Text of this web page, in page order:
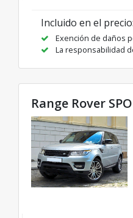
Incluido en el precio:
Exención de daños
La responsabilidad
Range Rover